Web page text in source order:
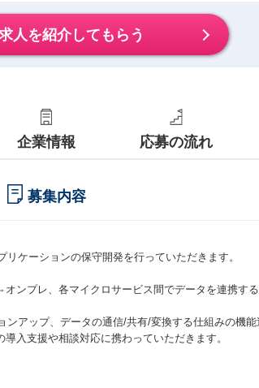
人を紹介してもらう
企業情報 応募の流れ
募集内容
ケーションの保守開発を行っていただきます。
ンプレ、各マイクロサービス間でデータを連携す
アップ、データの通信/共有/変換する仕組みの機能
入支援や相談対応に携わっていただきます。